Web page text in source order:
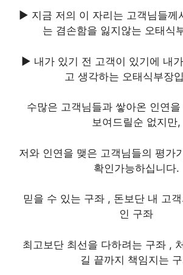
▶ 지금 저의 이 자리는 고객님들께
는 겸손함을 잃지않는 오태식
▶ 내가 있기 전 고객이 있기에 내
고 생각하는 오태식부장
수많은 고객님들과 쌓아온 인연
보여드릴순 없지만,
저와 인연을 맺은 고객님들의 평가
확인가능하십니다.
믿을 수 있는 구좌 , 돈보단 내 고
인 구좌
최고보단 최선을 다하려는 구좌 ,
길 끝까지 책임지는